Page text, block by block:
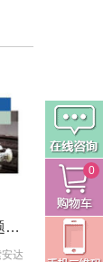
第一期 | 以“安达卢西亚的路上”为主题，德国RAL探索当地
达
0